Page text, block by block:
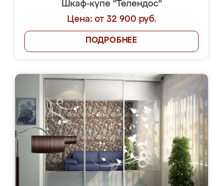
Шкаф-купе "Телендос"
Цена: от 32 900 руб.
ПОДРОБНЕЕ